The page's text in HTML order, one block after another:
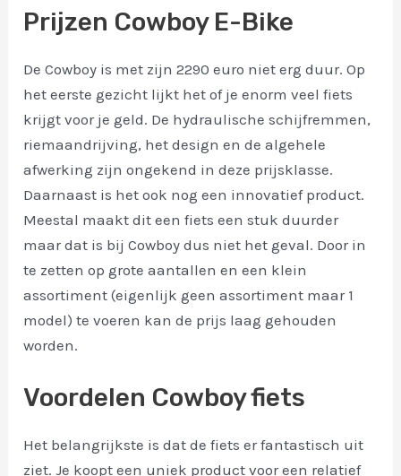
Prijzen Cowboy E-Bike
De Cowboy is met zijn 2290 euro niet erg duur. Op
het eerste gezicht lijkt het of je enorm veel fiets
krijgt voor je geld. De hydraulische schijfremmen,
riemaandrijving, het design en de algehele
afwerking zijn ongekend in deze prijsklasse.
Daarnaast is het ook nog een innovatief product.
Meestal maakt dit een fiets een stuk duurder
maar dat is bij Cowboy dus niet het geval. Door in
te zetten op grote aantallen en een klein
assortiment (eigenlijk geen assortiment maar 1
model) te voeren kan de prijs laag gehouden
worden.
Voordelen Cowboy fiets
Het belangrijkste is dat de fiets er fantastisch uit
ziet. Je koopt een uniek product voor een relatief